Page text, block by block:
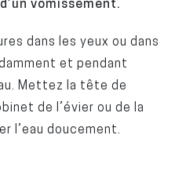
vomissement.
dans les yeux ou dans
et pendant
Mettez la tête de
de l’évier ou de la
l’eau doucement.